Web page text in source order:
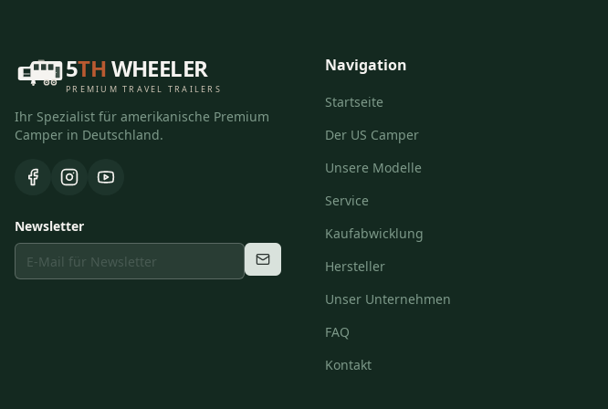
5THWHEELER
PREMIUM TRAVEL TRAILERS
Ihr Spezialist für amerikanische Premium
Camper in Deutschland.
Newsletter
Navigation
Startseite
Der US Camper
Unsere Modelle
Service
Kaufabwicklung
Hersteller
Unser Unternehmen
FAQ
Kontakt